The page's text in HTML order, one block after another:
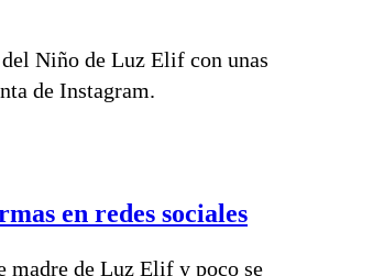
Niño de Luz Elif con unas
de Instagram.
en redes sociales
madre de Luz Elif y poco se